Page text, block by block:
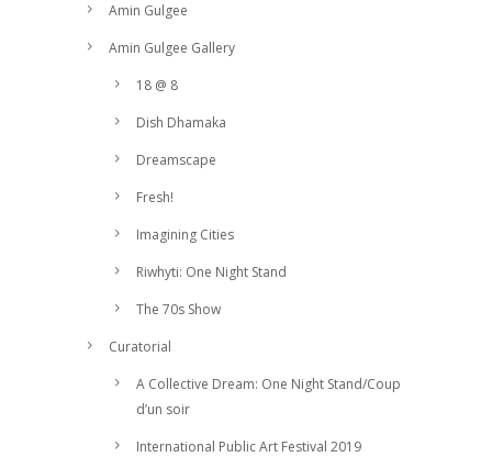
Amin Gulgee
Amin Gulgee Gallery
18 @ 8
Dish Dhamaka
Dreamscape
Fresh!
Imagining Cities
Riwhyti: One Night Stand
The 70s Show
Curatorial
A Collective Dream: One Night Stand/Coup
d’un soir
International Public Art Festival 2019